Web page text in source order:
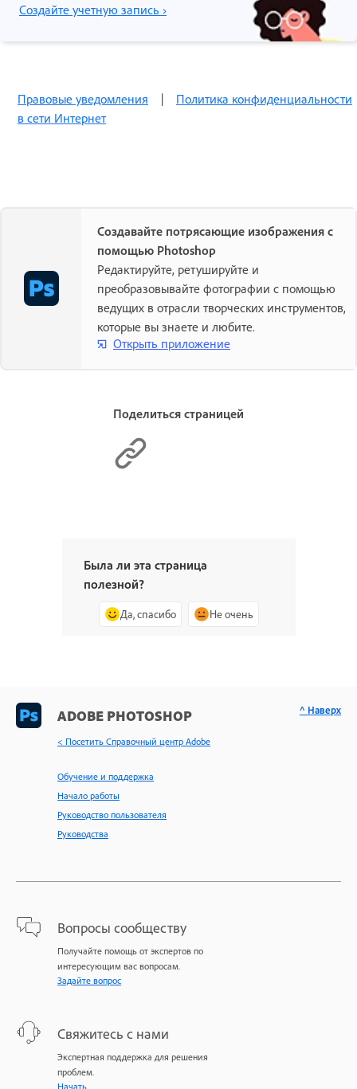
Создайте учетную запись ›
Правовые уведомления | Политика конфиденциальности
в сети Интернет
Создавайте потрясающие изображения с
помощью Photoshop
Редактируйте, ретушируйте и
преобразовывайте фотографии с помощью
ведущих в отрасли творческих инструментов,
которые вы знаете и любите.
Открыть приложение
Поделиться страницей
Была ли эта страница
полезной?
Да, спасибо Не очень
ADOBE PHOTOSHOP
< Посетить Справочный центр Adobe
Обучение и поддержка
Начало работы
Руководство пользователя
Руководства
Вопросы сообществу
Получайте помощь от экспертов по
интересующим вас вопросам.
Задайте вопрос
Свяжитесь с нами
Экспертная поддержка для решения
проблем.
Начать
^ Наверх